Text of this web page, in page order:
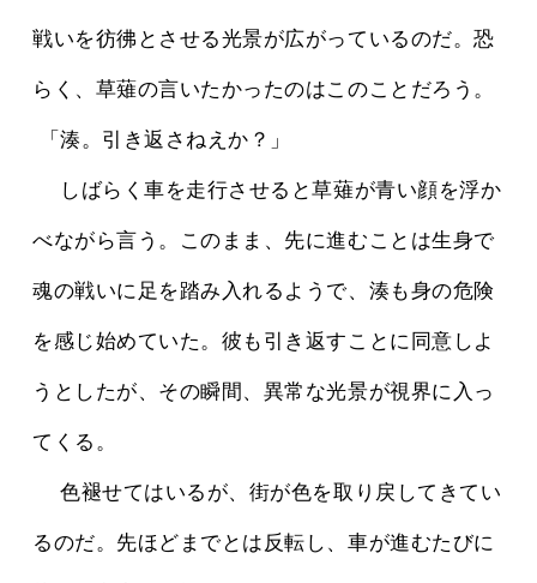
戦いを彷彿とさせる光景が広がっているのだ。恐
らく、草薙の言いたかったのはこのことだろう。
「湊。引き返さねえか？」
べながら言う。このまま、先に進むことは生身で
魂の戦いに足を踏み入れるようで、湊も身の危険
を感じ始めていた。彼も引き返すことに同意しよ
うとしたが、その瞬間、異常な光景が視界に入っ
てくる。
るのだ。先ほどまでとは反転し、車が進むたびに